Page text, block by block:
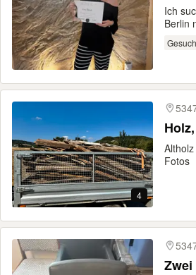
Ich
Berlin
Gesuch
4
Fotos